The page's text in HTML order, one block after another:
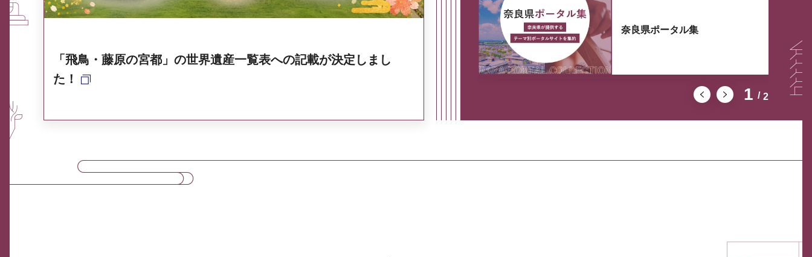
「飛鳥・藤原の宮都」の世界遺産一覧表への記載が決定しまし
た！
1 2
奈良県ポータル集